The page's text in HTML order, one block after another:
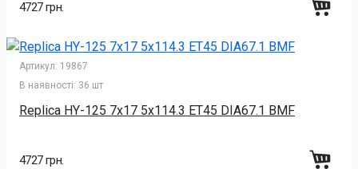
4727 грн.
Артикул: 19867
В наявності: 36 шт
Replica HY-125 7x17 5x114.3 ET45 DIA67.1 BMF
4727 грн.